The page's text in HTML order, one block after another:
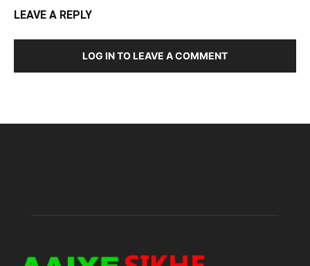
LEAVE A REPLY
LOG IN TO LEAVE A COMMENT